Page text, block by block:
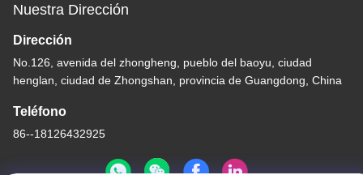
Nuestra Dirección
Dirección
No.126, avenida del zhongheng, pueblo del baoyu, ciudad
henglan, ciudad de Zhongshan, provincia de Guangdong, China
Teléfono
86--18126432925